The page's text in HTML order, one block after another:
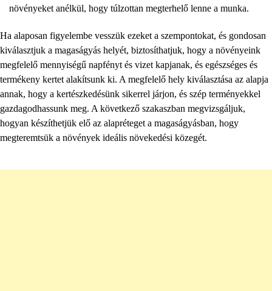
növényeket anélkül, hogy túlzottan megterhelő lenne a munka.
Ha alaposan figyelembe vesszük ezeket a szempontokat, és gondosan
kiválasztjuk a magaságyás helyét, biztosíthatjuk, hogy a növényeink
megfelelő mennyiségű napfényt és vizet kapjanak, és egészséges és
termékeny kertet alakítsunk ki. A megfelelő hely kiválasztása az alapja
annak, hogy a kertészkedésünk sikerrel járjon, és szép terményekkel
gazdagodhassunk meg. A következő szakaszban megvizsgáljuk,
hogyan készíthetjük elő az alapréteget a magaságyásban, hogy
megteremtsük a növények ideális növekedési közegét.